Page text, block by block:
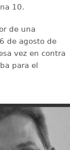
10.
de una
de agosto de
vez en contra
para el